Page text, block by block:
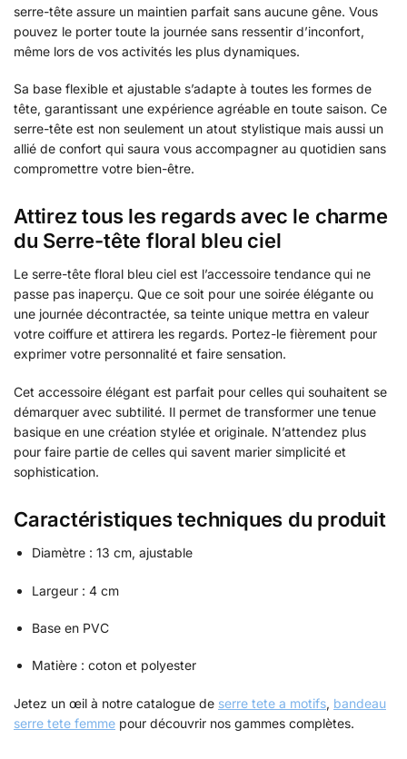
serre-tête assure un maintien parfait sans aucune gêne. Vous
pouvez le porter toute la journée sans ressentir d’inconfort,
même lors de vos activités les plus dynamiques.
Sa base flexible et ajustable s’adapte à toutes les formes de
tête, garantissant une expérience agréable en toute saison. Ce
serre-tête est non seulement un atout stylistique mais aussi un
allié de confort qui saura vous accompagner au quotidien sans
compromettre votre bien-être.
Attirez tous les regards avec le charme
du Serre-tête floral bleu ciel
Le serre-tête floral bleu ciel est l’accessoire tendance qui ne
passe pas inaperçu. Que ce soit pour une soirée élégante ou
une journée décontractée, sa teinte unique mettra en valeur
votre coiffure et attirera les regards. Portez-le fièrement pour
exprimer votre personnalité et faire sensation.
Cet accessoire élégant est parfait pour celles qui souhaitent se
démarquer avec subtilité. Il permet de transformer une tenue
basique en une création stylée et originale. N’attendez plus
pour faire partie de celles qui savent marier simplicité et
sophistication.
Caractéristiques techniques du produit
Diamètre : 13 cm, ajustable
Largeur : 4 cm
Base en PVC
Matière : coton et polyester
Jetez un œil à notre catalogue de serre tete a motifs, bandeau
serre tete femme pour découvrir nos gammes complètes.